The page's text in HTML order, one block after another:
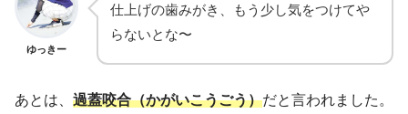
ゆっきー
仕上げの歯みがき、もう少し気をつけてや
らないとな〜
あとは、 過蓋咬合（かがいこうごう）だと言われました。